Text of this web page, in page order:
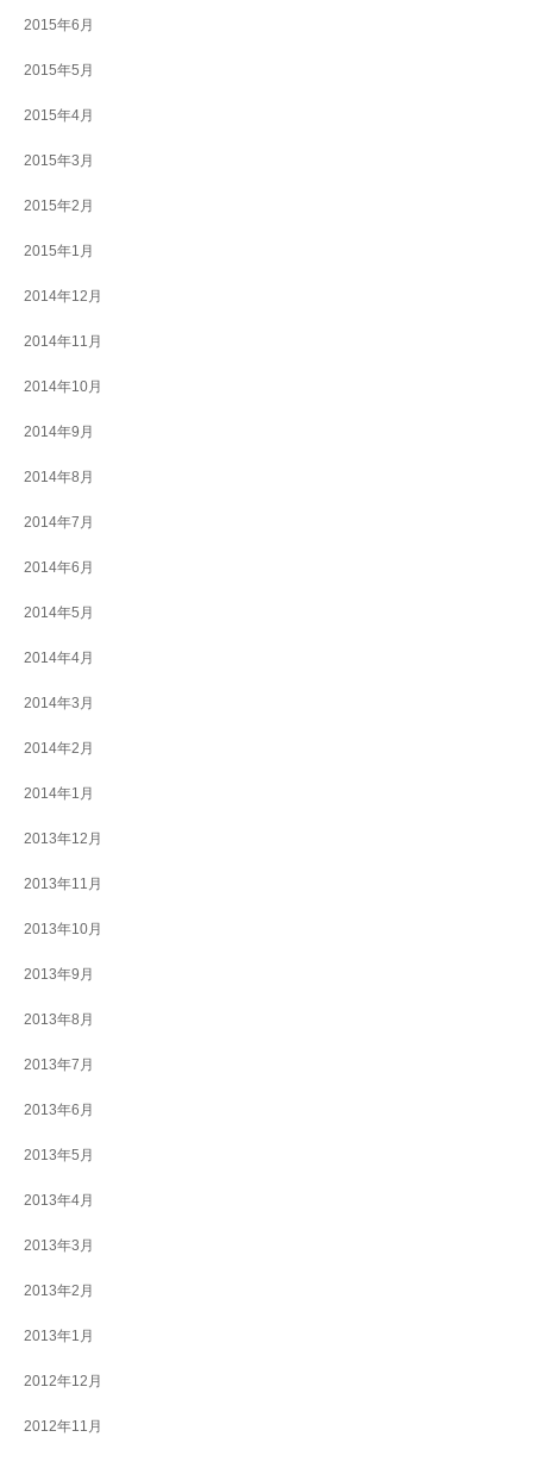
2015年6月
2015年5月
2015年4月
2015年3月
2015年2月
2015年1月
2014年12月
2014年11月
2014年10月
2014年9月
2014年8月
2014年7月
2014年6月
2014年5月
2014年4月
2014年3月
2014年2月
2014年1月
2013年12月
2013年11月
2013年10月
2013年9月
2013年8月
2013年7月
2013年6月
2013年5月
2013年4月
2013年3月
2013年2月
2013年1月
2012年12月
2012年11月